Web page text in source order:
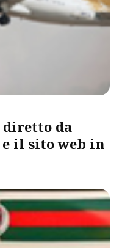
da
il sito web in